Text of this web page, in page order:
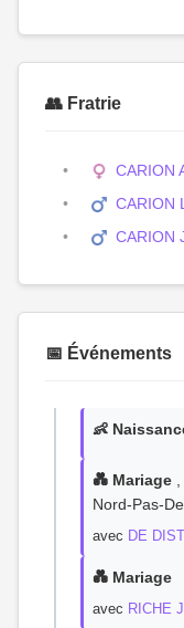
👥 Fratrie
CARION
CARION
CARION
📅 Événements
👶
💑 Mariage
Nord-Pas-
avec DE
💑 Mariage
avec RICHE